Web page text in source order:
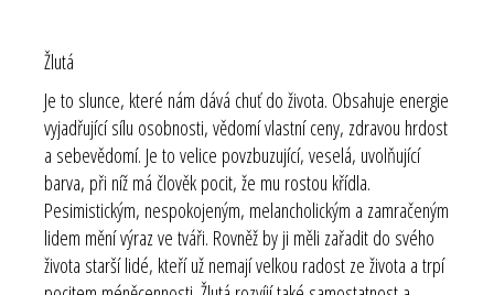
Žlutá
Je to slunce, které nám dává chuť do života. Obsahuje energie
vyjadřující sílu osobnosti, vědomí vlastní ceny, zdravou hrdost
a sebevědomí. Je to velice povzbuzující, veselá, uvolňující
barva, při níž má člověk pocit, že mu rostou křídla.
Pesimistickým, nespokojeným, melancholickým a zamračeným
lidem mění výraz ve tváři. Rovněž by ji měli zařadit do svého
života starší lidé, kteří už nemají velkou radost ze života a trpí